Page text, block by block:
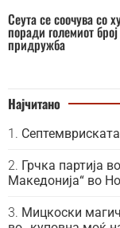
Сеута се соочува со
поради големиот
придружба
Најчитано
Грчка партија
Македонија“ во
Мицкоски